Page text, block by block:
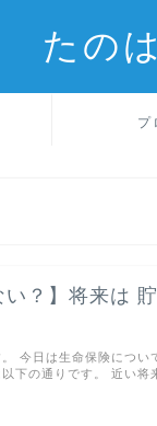
たの
プ
い？】将来は
今日は生命保険につ
下の通りです。 近い将